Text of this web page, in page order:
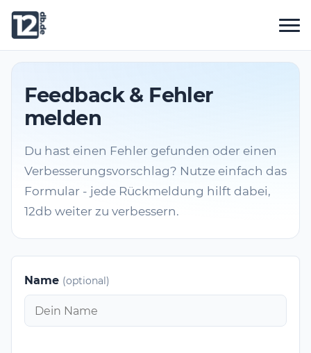
Feedback & Fehler
melden
Du hast einen Fehler gefunden oder einen
Verbesserungsvorschlag? Nutze einfach das
Formular - jede Rückmeldung hilft dabei,
12db weiter zu verbessern.
Name (optional)